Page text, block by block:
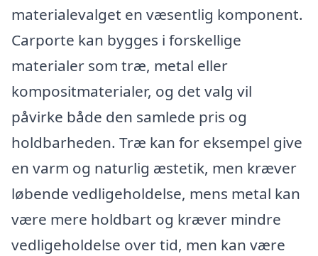
materialevalget en væsentlig komponent.
Carporte kan bygges i forskellige
materialer som træ, metal eller
kompositmaterialer, og det valg vil
påvirke både den samlede pris og
holdbarheden. Træ kan for eksempel give
en varm og naturlig æstetik, men kræver
løbende vedligeholdelse, mens metal kan
være mere holdbart og kræver mindre
vedligeholdelse over tid, men kan være